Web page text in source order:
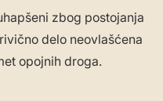
zbog postojanja
delo neovlašćena
opojnih droga.